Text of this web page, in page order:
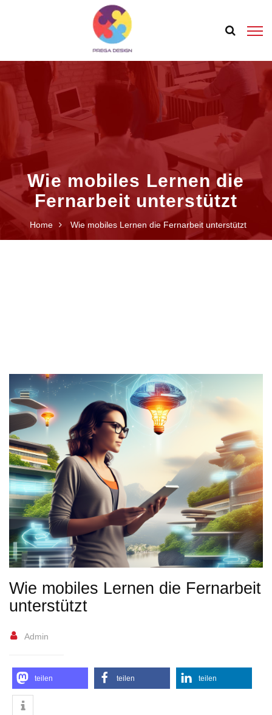
Wie mobiles Lernen die
Fernarbeit unterstützt
Home Wie mobiles Lernen die Fernarbeit unterstützt
Wie mobiles Lernen die Fernarbeit
unterstützt
Admin
teilen teilen teilen